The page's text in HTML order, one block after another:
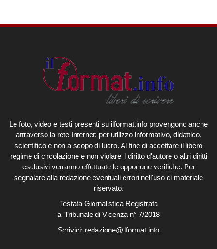
Le foto, video e testi presenti su ilformat.info provengono anche
attraverso la rete Internet: per utilizzo informativo, didattico,
scientifico e non a scopo di lucro. Al fine di accettare il libero
regime di circolazione e non violare il diritto d'autore o altri diritti
esclusivi verranno effettuate le opportune verifiche. Per
segnalare alla redazione eventuali errori nell'uso di materiale
riservato.
Testata Giornalistica Registrata
al Tribunale di Vicenza n° 7/2018
Scrivici: redazione@ilformat.info